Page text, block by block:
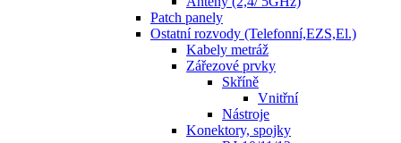
Patch panely
Ostatní rozvody (Telefonní,EZS,El.)
Kabely metráž
Zářezové prvky
Skříně
Vnitřní
Nástroje
Konektory, spojky